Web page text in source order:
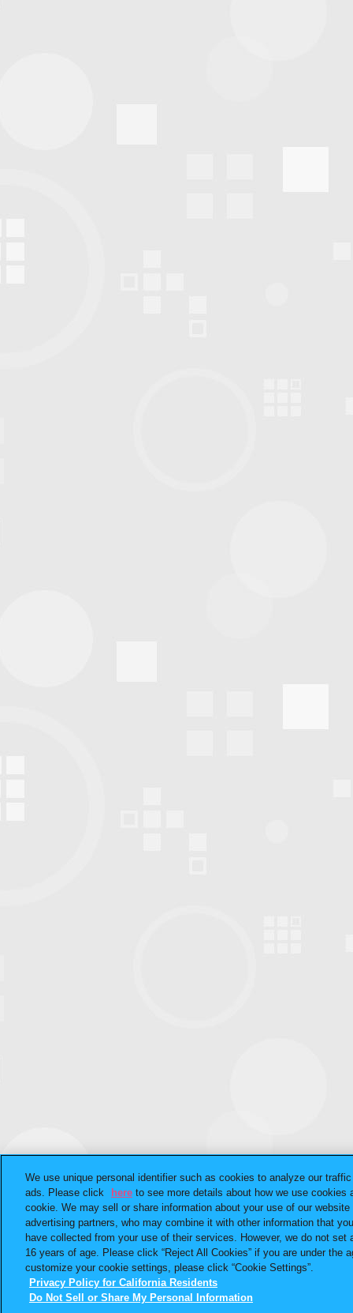
We use unique personal identifier such as cookies to analyze our
ads. Please click
here to see more details about how we use cookies
cookie. We may sell or share information about your use of our
advertising partners, who may combine it with other information that
have collected from your use of their services. However, we do not set
16 years of age. Please click “Reject All Cookies” if you are under the
customize your cookie settings, please click “Cookie Settings”.
Privacy Policy for California Residents
Do Not Sell or Share My Personal Information